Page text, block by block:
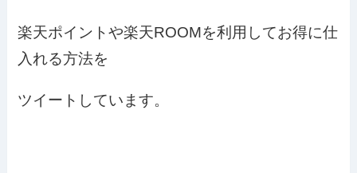
楽天ポイントや楽天ROOMを利用してお得に仕
入れる方法を
ツイートしています。